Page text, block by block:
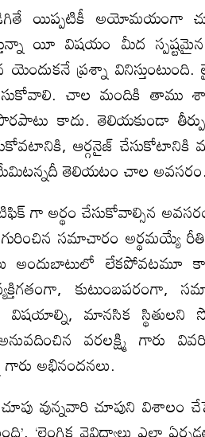
యిప్పటికీ అయోమయంగా
యీ విషయం మీద
ప్రశ్నా
చాల మందికి తాము
కాదు. తెలియకుండా
ఆర్గనైజ్
తెలియటం చాల
గా అర్థం చేసుకోవాల్సిన
సమాచారం అర్థమయ్యే
అందుబాటులో లేకపోవటమూ
కుటుంబపరంగా,
విషయాల్ని, మానసిక
వరలక్ష్మి
గారు అభినందనలు.
వున్నవారి చూపుని విశాలం